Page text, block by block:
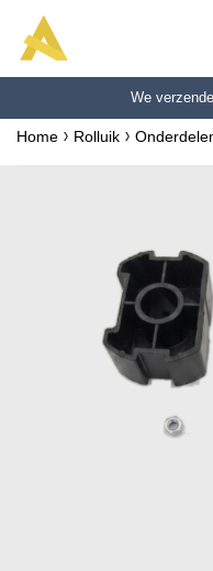
We
Home Rolluik